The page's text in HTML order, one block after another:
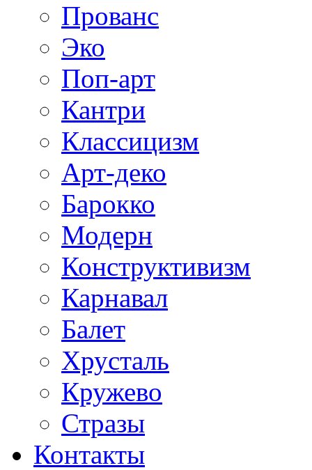
Прованс
Эко
Поп-арт
Кантри
Классицизм
Арт-деко
Барокко
Модерн
Конструктивизм
Карнавал
Балет
Хрусталь
Кружево
Стразы
Контакты